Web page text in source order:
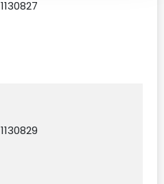
1130827
1130829